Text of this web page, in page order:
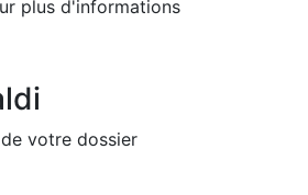
plus d'informations
votre dossier